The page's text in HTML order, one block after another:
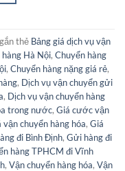
thẻ Bảng giá dịch vụ vận
Hà Nội, Chuyển hàng
, Chuyển hàng nặng giá rẻ,
, Dịch vụ vận chuyển gửi
, Dịch vụ vận chuyển hàng
trong nước, Giá cước vận
vận chuyển hàng hóa, Giá
đi Bình Định, Gửi hàng đi
hàng TPHCM đi Vĩnh
, Vận chuyển hàng hóa, Vận